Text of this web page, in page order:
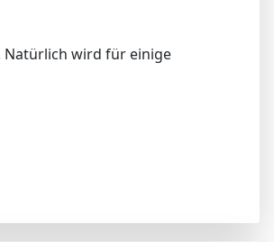
Natürlich wird für einige